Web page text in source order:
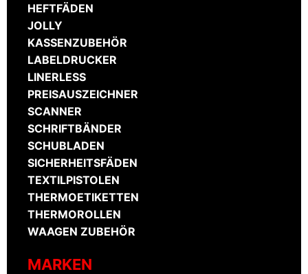
HEFTFÄDEN
JOLLY
KASSENZUBEHÖR
LABELDRUCKER
LINERLESS
PREISAUSZEICHNER
SCANNER
SCHRIFTBÄNDER
SCHUBLADEN
SICHERHEITSFÄDEN
TEXTILPISTOLEN
THERMOETIKETTEN
THERMOROLLEN
WAAGEN ZUBEHÖR
MARKEN